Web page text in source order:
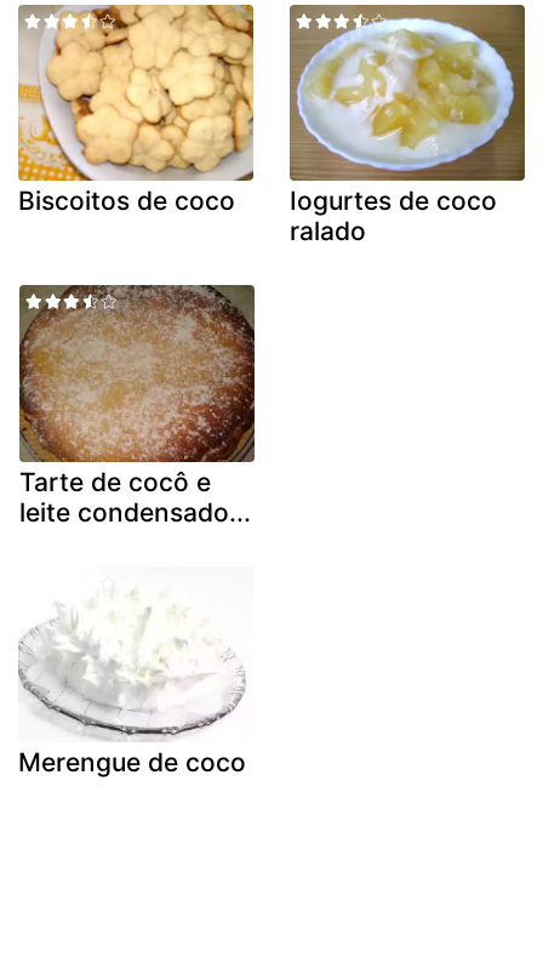
Biscoitos de coco
Iogurtes de coco
ralado
Tarte de cocô e
leite condensado...
Merengue de coco